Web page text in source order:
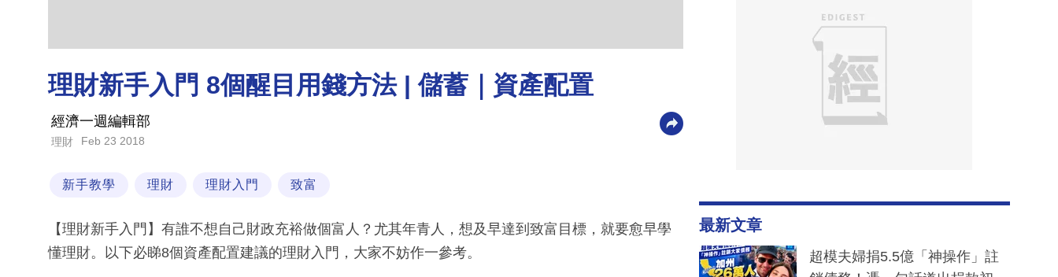
理財新手入門 8個醒目用錢方法 | 儲蓄｜資產配置
經濟一週編輯部
理財 Feb 23 2018
新手教學 理財 理財入門 致富
【理財新手入門】有誰不想自己財政充裕做個富人？尤其年青人，想及早達到致富目標，就要愈早學
懂理財。以下必睇8個資產配置建議的理財入門，大家不妨作一參考。
最新文章
超模夫婦捐5.5億「神操作」註